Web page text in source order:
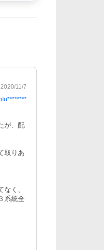
2020/11/7
が、配
取りあ
く、
系統全